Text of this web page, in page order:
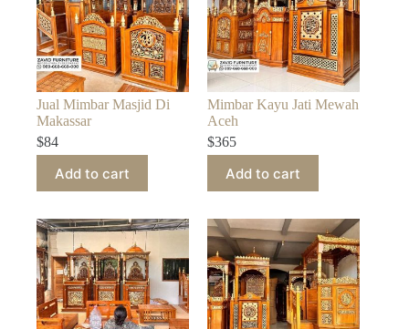
Jual Mimbar Masjid Di
Makassar
$84
Add to cart
Mimbar Kayu Jati Mewah
Aceh
$365
Add to cart